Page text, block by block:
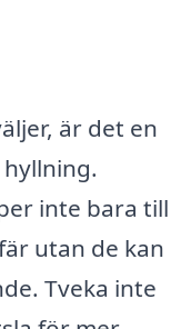
är det en
inte bara till
utan de kan
Tveka inte